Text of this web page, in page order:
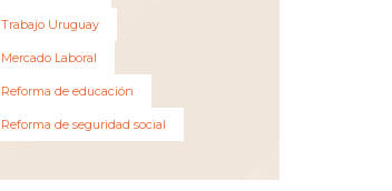
Trabajo Uruguay
Mercado Laboral
Reforma de educación
Reforma de seguridad social